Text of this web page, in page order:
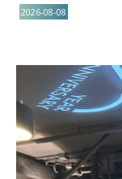
2026-08-08